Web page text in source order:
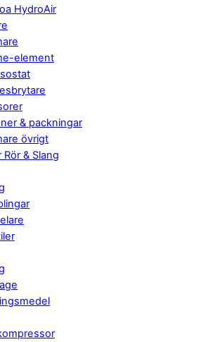
HydroAir
element
& packningar
övrigt
& Slang